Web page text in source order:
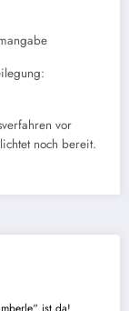
vor
noch bereit.